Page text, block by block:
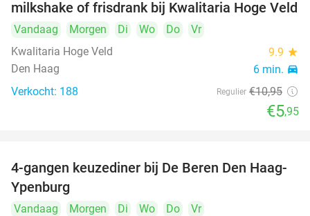
milkshake of frisdrank bij Kwalitaria Hoge Veld
Vandaag Morgen Di Wo Do
Vr
Kwalitaria Hoge Veld
9.9 star
Den Haag 6 min. directions_car
Verkocht: 188 Regulier €10,95
€5,95
46%
4-gangen keuzediner bij De Beren Den Haag-
Ypenburg
Vandaag Morgen Di Wo Do
Vr